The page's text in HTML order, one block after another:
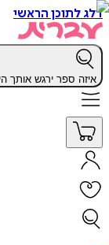
דלג לתוכן הראשי
איזה ספר ירגש אותך